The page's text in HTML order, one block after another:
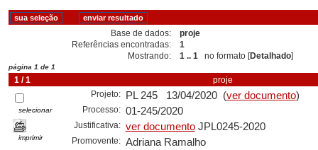
Base de dados:
proje
Referências encontradas:
1
Mostrando:
1 .. 1 no formato [Detalhado]
página 1 de 1
1 / 1 proje
selecionar
imprimir
Projeto: PL 245 13/04/2020 (ver documento)
Processo: 01-245/2020
Justificativa: ver documentoJPL0245-2020
Promovente: Adriana Ramalho